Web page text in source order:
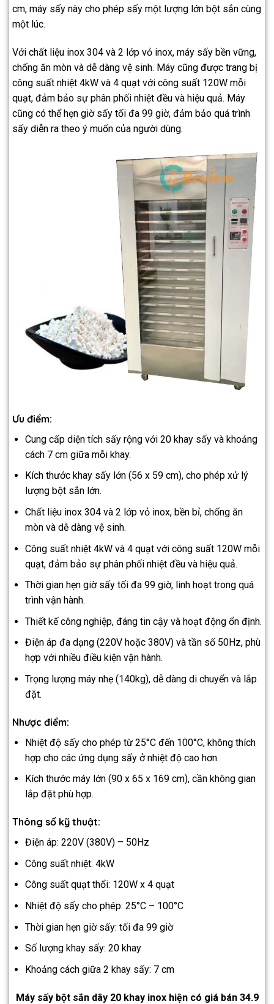
cm, máy sấy này cho phép sấy một lượng lớn bột sắn cùng
một lúc.
Với chất liệu inox 304 và 2 lớp vỏ inox, máy sấy bền vững,
chống ăn mòn và dễ dàng vệ sinh. Máy cũng được trang bị
công suất nhiệt 4kW và 4 quạt với công suất 120W mỗi
quạt, đảm bảo sự phân phối nhiệt đều và hiệu quả. Máy
cũng có thể hẹn giờ sấy tối đa 99 giờ, đảm bảo quá trình
sấy diễn ra theo ý muốn của người dùng.
Ưu điểm:
Cung cấp diện tích sấy rộng với 20 khay sấy và khoảng
cách 7 cm giữa mỗi khay.
Kích thước khay sấy lớn (56 x 59 cm), cho phép xử lý
lượng bột sắn lớn.
Chất liệu inox 304 và 2 lớp vỏ inox, bền bỉ, chống ăn
mòn và dễ dàng vệ sinh.
Công suất nhiệt 4kW và 4 quạt với công suất 120W mỗi
quạt, đảm bảo sự phân phối nhiệt đều và hiệu quả.
Thời gian hẹn giờ sấy tối đa 99 giờ, linh hoạt trong quá
trình vận hành.
Thiết kế công nghiệp, đáng tin cậy và hoạt động ổn định.
Điện áp đa dạng (220V hoặc 380V) và tần số 50Hz, phù
hợp với nhiều điều kiện vận hành.
Trọng lượng máy nhẹ (140kg), dễ dàng di chuyển và lắp
đặt.
Nhược điểm:
Nhiệt độ sấy cho phép từ 25°C đến 100°C, không thích
hợp cho các ứng dụng sấy ở nhiệt độ cao hơn.
Kích thước máy lớn (90 x 65 x 169 cm), cần không gian
lắp đặt phù hợp.
Thông số kỹ thuật:
Điện áp: 220V (380V) – 50Hz
Công suất nhiệt: 4kW
Công suất quạt thổi: 120W x 4 quạt
Nhiệt độ sấy cho phép: 25°C – 100°C
Thời gian hẹn giờ sấy: tối đa 99 giờ
Số lượng khay sấy: 20 khay
Khoảng cách giữa 2 khay sấy: 7 cm
Máy sấy bột sắn dây 20 khay inox hiện có giá bán 34.9